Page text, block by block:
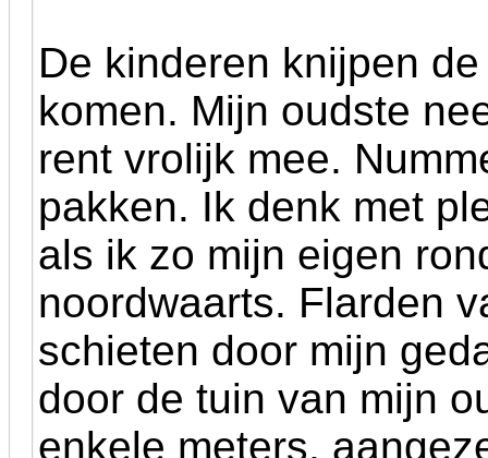
De kinderen knijpen
komen. Mijn oudste
rent vrolijk mee.
pakken. Ik denk met
als ik zo mijn eigen
noordwaarts. Flarden
schieten door mijn
door de tuin van mijn
enkele meters,